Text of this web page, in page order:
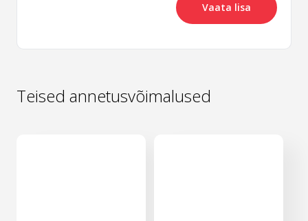
Vaata lisa
Teised annetusvõimalused